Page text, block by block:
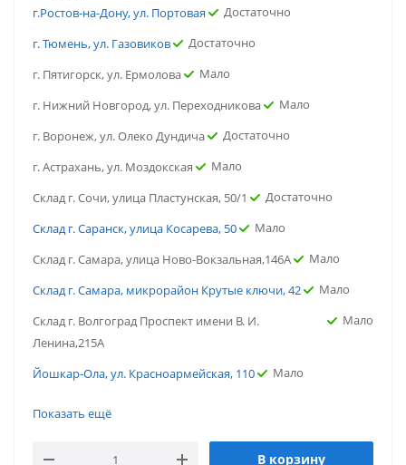
г.Ростов-на-Дону, ул. Портовая
Достаточно
г. Тюмень, ул. Газовиков
Достаточно
г. Пятигорск, ул. Ермолова
Мало
г. Нижний Новгород, ул. Переходникова
Мало
г. Воронеж, ул. Олеко Дундича
Достаточно
г. Астрахань, ул. Моздокская
Мало
Склад г. Сочи, улица Пластунская, 50/1
Достаточно
Склад г. Саранск, улица Косарева, 50
Мало
Склад г. Самара, улица Ново-Вокзальная,146А
Мало
Склад г. Самара, микрорайон Крутые ключи, 42
Мало
Склад г. Волгоград Проспект имени В. И.
Ленина,215А
Мало
Йошкар-Ола, ул. Красноармейская, 110
Мало
Показать ещё
В корзину